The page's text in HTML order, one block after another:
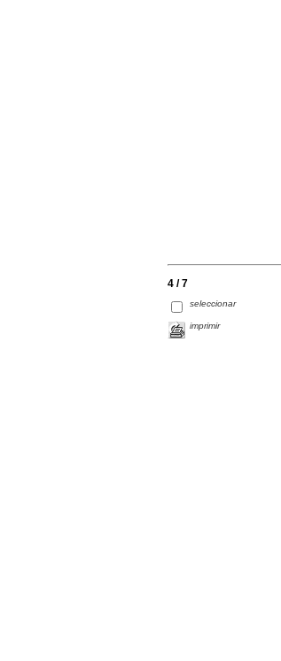
4 / 7
seleccionar
imprimir